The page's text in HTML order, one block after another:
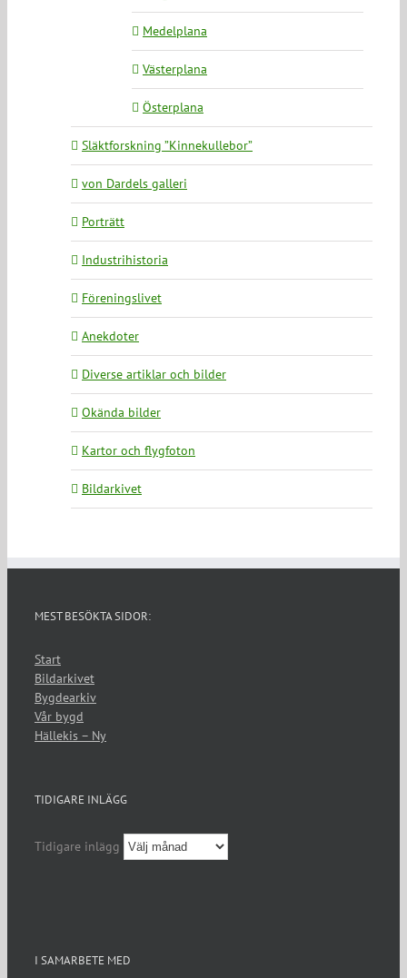
Medelplana
Västerplana
Österplana
Släktforskning ”Kinnekullebor”
von Dardels galleri
Porträtt
Industrihistoria
Föreningslivet
Anekdoter
Diverse artiklar och bilder
Okända bilder
Kartor och flygfoton
Bildarkivet
MEST BESÖKTA SIDOR:
Start
Bildarkivet
Bygdearkiv
Vår bygd
Hällekis – Ny
TIDIGARE INLÄGG
Tidigare inlägg
I SAMARBETE MED